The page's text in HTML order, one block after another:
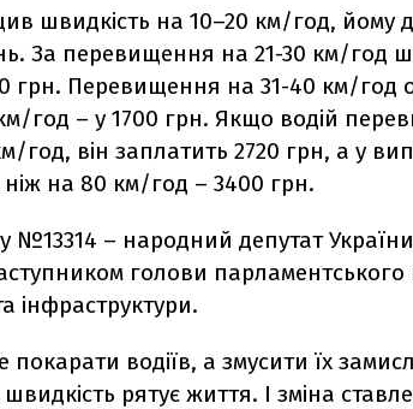
швидкість на 10–20 км/год, йому
За перевищення на 21-30 км/год
грн. Перевищення на 31-40 км/год
год – у 1700 грн. Якщо водій
год, він заплатить 2720 грн, а у
на 80 км/год – 3400 грн.
№13314 – народний депутат
голови парламентського
інфраструктури.
водіїв, а змусити їх
рятує життя. І зміна